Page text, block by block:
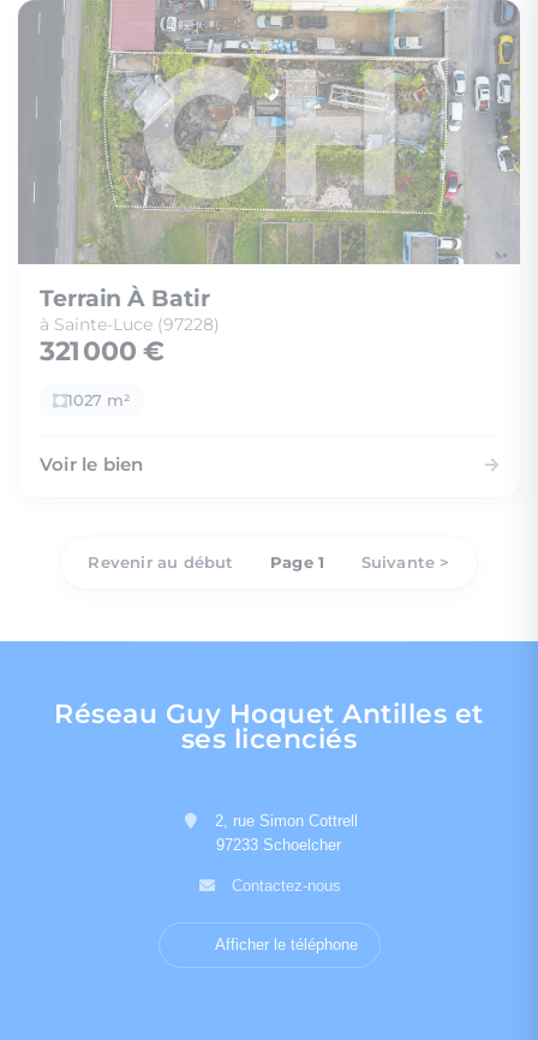
Terrain À Batir
à Sainte-Luce (97228)
321 000 €
1027 m²
Voir le bien
Revenir au début Page 1 Suivante >
Réseau Guy Hoquet Antilles et
ses licenciés
2, rue Simon Cottrell
97233 Schoelcher
Contactez-nous
Afficher le téléphone